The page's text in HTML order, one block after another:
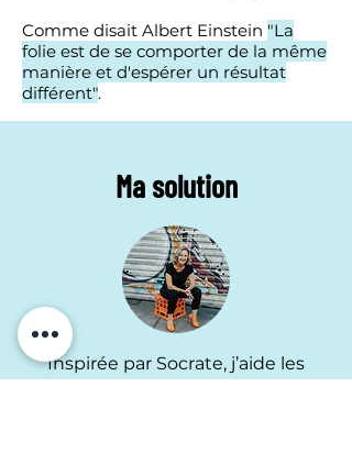
Comme disait Albert Einstein "La
folie est de se comporter de la même
manière et d'espérer un résultat
différent".
Ma solution
Inspirée par Socrate, j’aide les